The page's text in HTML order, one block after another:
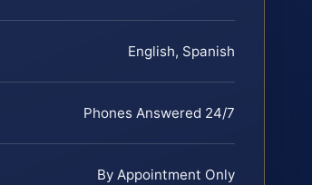
English, Spanish
Phones Answered 24/7
By Appointment Only